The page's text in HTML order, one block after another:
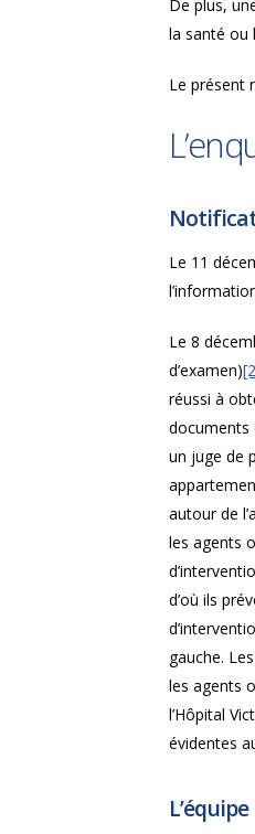
De plus,
la santé ou
Le présent
Le 11
Le 8
d’examen)
réussi à
documents
un juge de
autour de
les agents
d’où ils
gauche.
les agents
l’Hôpital
évidentes
L’équipe